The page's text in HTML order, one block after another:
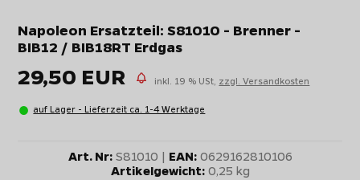
Napoleon Ersatzteil: S81010 - Brenner -
BIB12 / BIB18RT Erdgas
29,50 EUR inkl. 19 % USt, zzgl. Versandkosten
auf Lager - Lieferzeit ca. 1-4 Werktage
Art. Nr:S81010 | EAN:0629162810106
Artikelgewicht:0,25 kg